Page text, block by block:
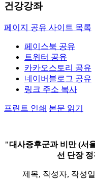
건강강좌
페이지 공유 사이트 목록
페이스북 공유
트위터 공유
카카오스토리 공유
네이버블로그 공유
링크 주소 복사
프린트 인쇄 본문 읽기
"대사증후군과 비만 (서
선 단장
제목, 작성자, 작성